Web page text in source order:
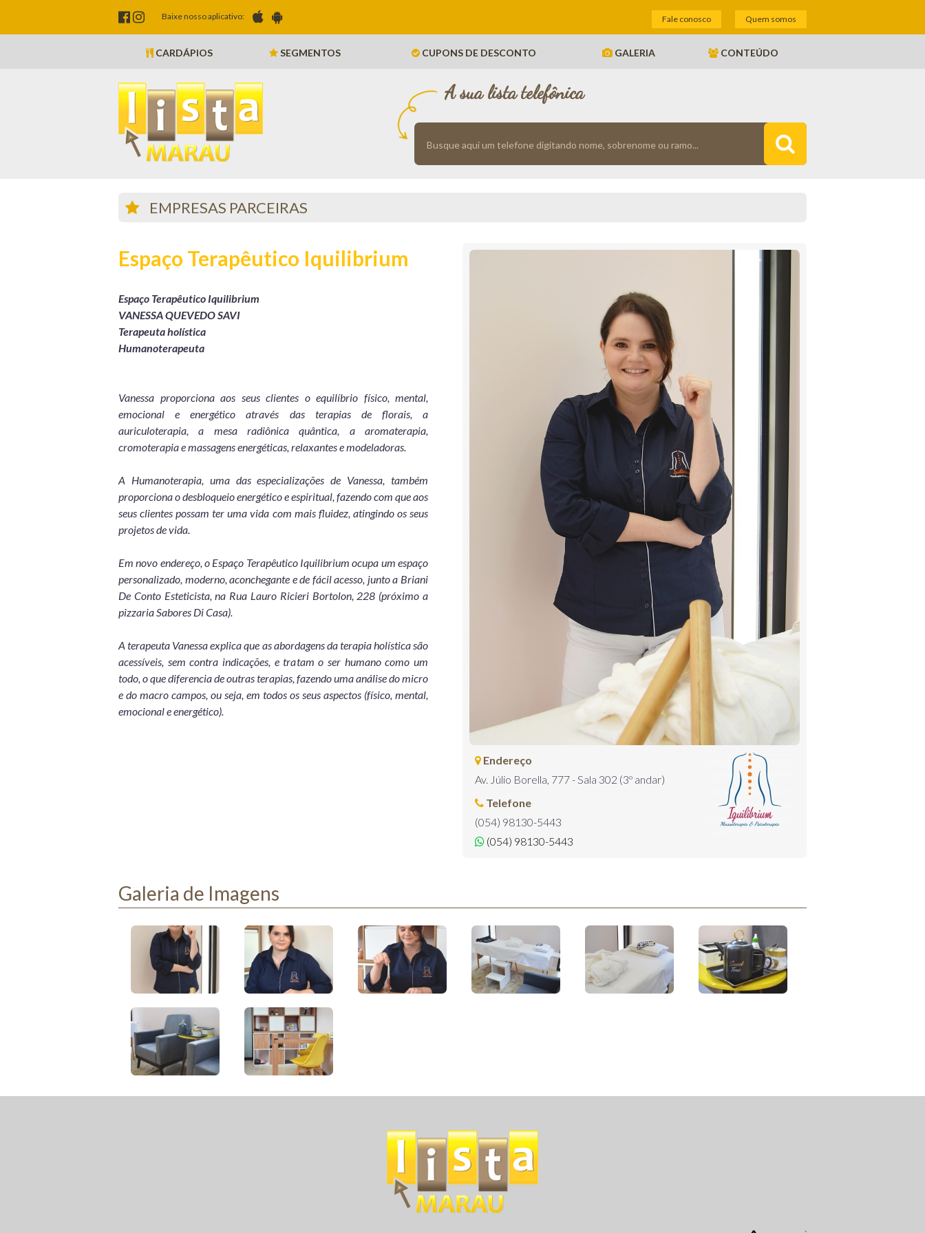
Baixe nosso aplicativo: Quem somos
Fale conosco
CARDÁPIOS SEGMENTOS CUPONS DE DESCONTO GALERIA CONTEÚDO
A sua lista telefônica
EMPRESAS PARCEIRAS
Espaço Terapêutico Iquilibrium
Espaço Terapêutico Iquilibrium
VANESSA QUEVEDO SAVI
Terapeuta holística
Humanoterapeuta
Vanessa proporciona aos seus clientes o equilíbrio físico, mental,
emocional e energético através das terapias de florais, a
auriculoterapia, a mesa radiônica quântica, a aromaterapia,
cromoterapia e massagens energéticas, relaxantes e modeladoras.
A Humanoterapia, uma das especializações de Vanessa, também
proporciona o desbloqueio energético e espiritual, fazendo com que aos
seus clientes possam ter uma vida com mais fluidez, atingindo os seus
projetos de vida.
Em novo endereço, o Espaço Terapêutico Iquilibrium ocupa um espaço
personalizado, moderno, aconchegante e de fácil acesso, junto a Briani
De Conto Esteticista, na Rua Lauro Ricieri Bortolon, 228 (próximo a
pizzaria Sabores Di Casa).
A terapeuta Vanessa explica que as abordagens da terapia holística são
acessíveis, sem contra indicações, e tratam o ser humano como um
todo, o que diferencia de outras terapias, fazendo uma análise do micro
e do macro campos, ou seja, em todos os seus aspectos (físico, mental,
emocional e energético).
Endereço
Av. Júlio Borella, 777 - Sala 302 (3º andar)
Telefone
(054) 98130-5443
(054) 98130-5443
Galeria de Imagens